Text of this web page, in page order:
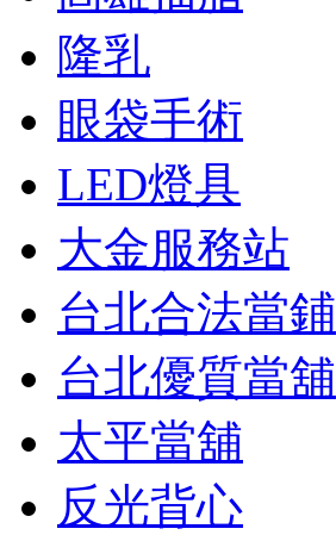
隆乳
眼袋手術
LED燈具
大金服務站
台北合法當鋪
台北優質當舖
太平當舖
反光背心